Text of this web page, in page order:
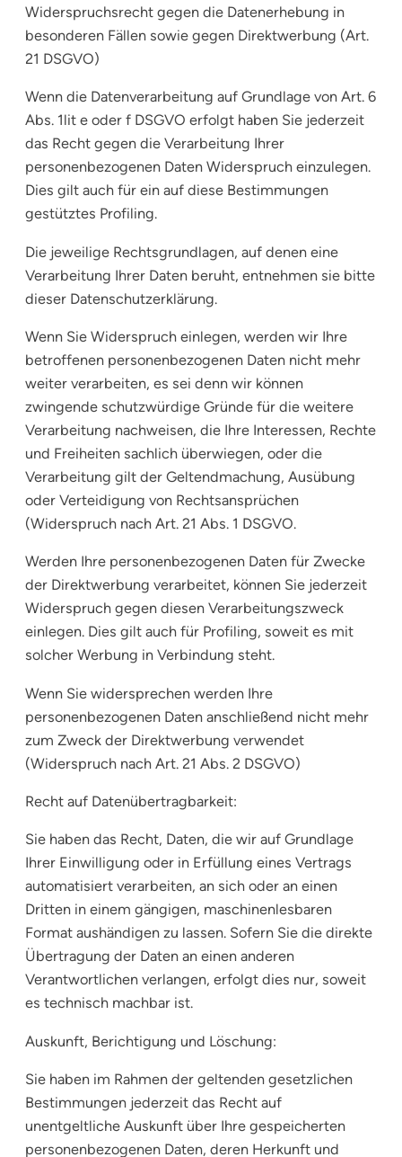
Widerspruchsrecht gegen die Datenerhebung in
besonderen Fällen sowie gegen Direktwerbung (Art.
21 DSGVO)
Wenn die Datenverarbeitung auf Grundlage von Art. 6
Abs. 1lit e oder f DSGVO erfolgt haben Sie jederzeit
das Recht gegen die Verarbeitung Ihrer
personenbezogenen Daten Widerspruch einzulegen.
Dies gilt auch für ein auf diese Bestimmungen
gestütztes Profiling.
Die jeweilige Rechtsgrundlagen, auf denen eine
Verarbeitung Ihrer Daten beruht, entnehmen sie bitte
dieser Datenschutzerklärung.
Wenn Sie Widerspruch einlegen, werden wir Ihre
betroffenen personenbezogenen Daten nicht mehr
weiter verarbeiten, es sei denn wir können
zwingende schutzwürdige Gründe für die weitere
Verarbeitung nachweisen, die Ihre Interessen, Rechte
und Freiheiten sachlich überwiegen, oder die
Verarbeitung gilt der Geltendmachung, Ausübung
oder Verteidigung von Rechtsansprüchen
(Widerspruch nach Art. 21 Abs. 1 DSGVO.
Werden Ihre personenbezogenen Daten für Zwecke
der Direktwerbung verarbeitet, können Sie jederzeit
Widerspruch gegen diesen Verarbeitungszweck
einlegen. Dies gilt auch für Profiling, soweit es mit
solcher Werbung in Verbindung steht.
Wenn Sie widersprechen werden Ihre
personenbezogenen Daten anschließend nicht mehr
zum Zweck der Direktwerbung verwendet
(Widerspruch nach Art. 21 Abs. 2 DSGVO)
Recht auf Datenübertragbarkeit:
Sie haben das Recht, Daten, die wir auf Grundlage
Ihrer Einwilligung oder in Erfüllung eines Vertrags
automatisiert verarbeiten, an sich oder an einen
Dritten in einem gängigen, maschinenlesbaren
Format aushändigen zu lassen. Sofern Sie die direkte
Übertragung der Daten an einen anderen
Verantwortlichen verlangen, erfolgt dies nur, soweit
es technisch machbar ist.
Auskunft, Berichtigung und Löschung:
Sie haben im Rahmen der geltenden gesetzlichen
Bestimmungen jederzeit das Recht auf
unentgeltliche Auskunft über Ihre gespeicherten
personenbezogenen Daten, deren Herkunft und